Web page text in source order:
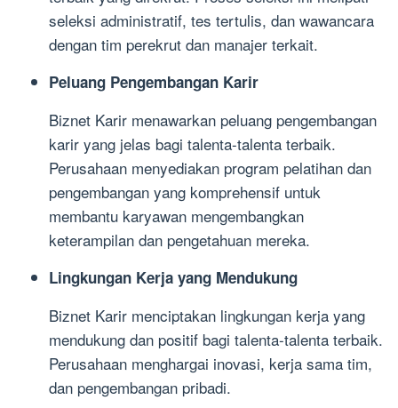
seleksi administratif, tes tertulis, dan wawancara
dengan tim perekrut dan manajer terkait.
Peluang Pengembangan Karir
Biznet Karir menawarkan peluang pengembangan
karir yang jelas bagi talenta-talenta terbaik.
Perusahaan menyediakan program pelatihan dan
pengembangan yang komprehensif untuk
membantu karyawan mengembangkan
keterampilan dan pengetahuan mereka.
Lingkungan Kerja yang Mendukung
Biznet Karir menciptakan lingkungan kerja yang
mendukung dan positif bagi talenta-talenta terbaik.
Perusahaan menghargai inovasi, kerja sama tim,
dan pengembangan pribadi.